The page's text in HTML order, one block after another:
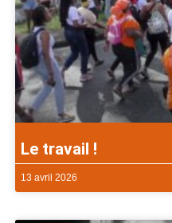
Le travail !
13 avril 2026